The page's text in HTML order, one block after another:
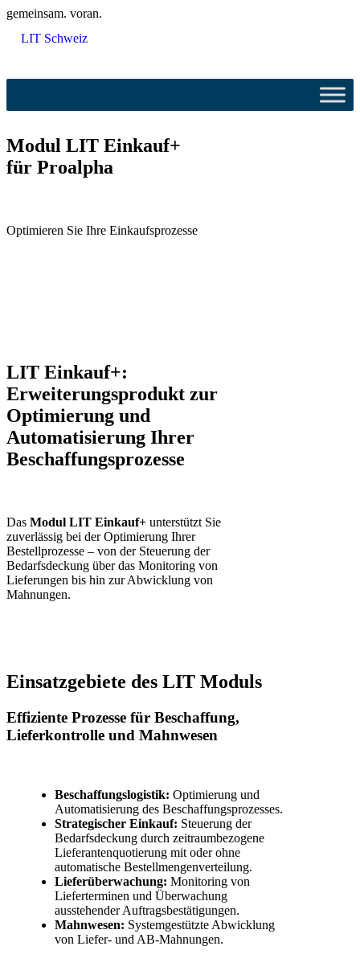
gemeinsam. voran.
LIT Schweiz
Modul LIT Einkauf+
für Proalpha
Optimieren Sie Ihre Einkaufsprozesse
LIT Einkauf+:
Erweiterungsprodukt zur
Optimierung und
Automatisierung Ihrer
Beschaffungsprozesse
Das Modul LIT Einkauf+ unterstützt Sie
zuverlässig bei der Optimierung Ihrer
Bestellprozesse – von der Steuerung der
Bedarfsdeckung über das Monitoring von
Lieferungen bis hin zur Abwicklung von
Mahnungen.
Einsatzgebiete des LIT Moduls
Effiziente Prozesse für Beschaffung,
Lieferkontrolle und Mahnwesen
Beschaffungslogistik: Optimierung und
Automatisierung des Beschaffungsprozesses.
Strategischer Einkauf: Steuerung der
Bedarfsdeckung durch zeitraumbezogene
Lieferantenquotierung mit oder ohne
automatische Bestellmengenverteilung.
Lieferüberwachung: Monitoring von
Lieferterminen und Überwachung
ausstehender Auftragsbestätigungen.
Mahnwesen: Systemgestützte Abwicklung
von Liefer- und AB-Mahnungen.